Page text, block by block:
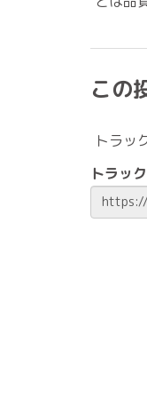
この
トラッ
トラッ